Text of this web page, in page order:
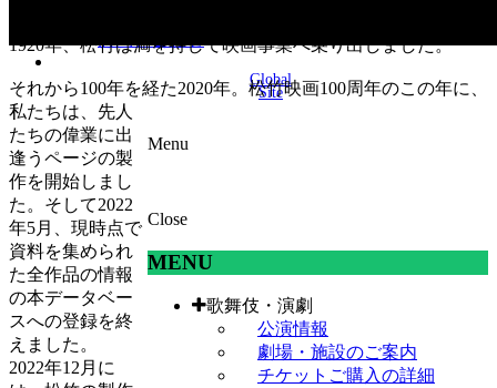
Global
Site
Menu
Close
MENU
歌舞伎・演劇
公演情報
劇場・施設のご案内
チケットご購入の詳細
1920年、松竹は満を持して映画事業へ乗り出しました。
それから100年を経た2020年。松竹映画100周年のこの年に、
私たちは、先人
たちの偉業に出
逢うページの製
作を開始しまし
た。そして2022
年5月、現時点で
資料を集められ
た全作品の情報
の本データベー
スへの登録を終
えました。
2022年12月に